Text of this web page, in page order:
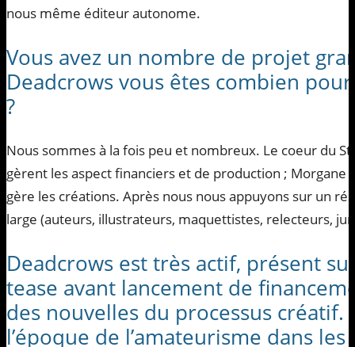
nous même éditeur autonome.
Vous avez un nombre de projet
Deadcrows vous êtes combien
?
Nous sommes à la fois peu et nombreux. Le coeur du
gèrent les aspect financiers et de production ; Morgane
gère les créations. Après nous nous appuyons sur un
large (auteurs, illustrateurs, maquettistes, relecteurs,
Deadcrows est très actif, présent
tease avant lancement de
des nouvelles du processus créatif.
l’époque de l’amateurisme dans les